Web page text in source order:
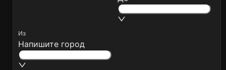
Из
Напишите город